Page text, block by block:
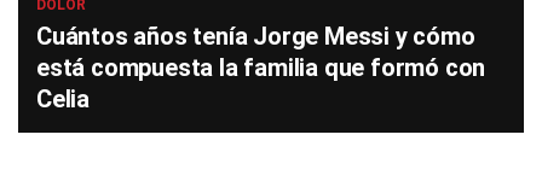
DOLOR
Cuántos años tenía Jorge Messi y cómo
está compuesta la familia que formó con
Celia